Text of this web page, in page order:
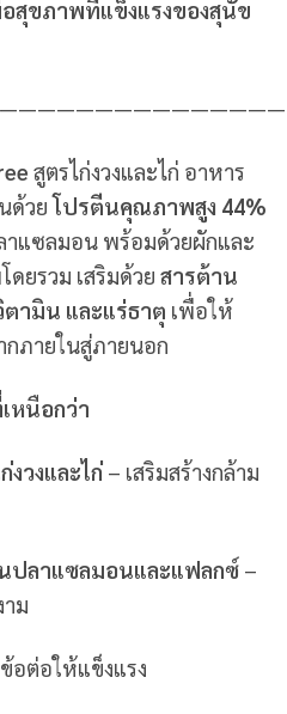
สุขภาพที่แข็งแรงของสุนัข
สูตรไก่งวงและไก่ อาหาร
ด้วยโปรตีนคุณภาพสูง 44%
าแซลมอน พร้อมด้วยผักและ
ยรวม เสริมด้วย สารต้าน
ามิน และแร่ธาตุ เพื่อให้
ภายในสู่ภายนอก
หนือกว่า
วงและไก่ – เสริมสร้างกล้าม
นปลาแซลมอนและแฟลกซ์ –
ม
อต่อให้แข็งแรง